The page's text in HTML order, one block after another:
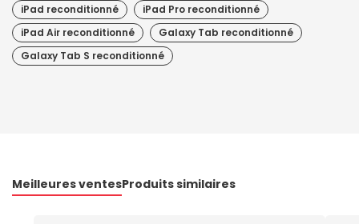
iPad reconditionné
iPad Pro reconditionné
iPad Air reconditionné
Galaxy Tab reconditionné
Galaxy Tab S reconditionné
Meilleures ventesProduits similaires